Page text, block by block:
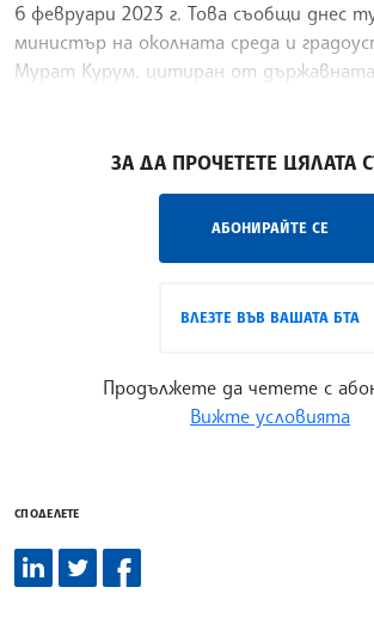
6 февруари 2023 г. Това съобщи днес
министър на околната среда и
Мурат Курум, цитиран от държавната
ЗА ДА ПРОЧЕТЕТЕ ЦЯЛАТА
АБОНИРАЙТЕ СЕ
ВЛЕЗТЕ ВЪВ ВАШАТА БТА
Продължете да четете с
Вижте условията
СПОДЕЛЕТЕ